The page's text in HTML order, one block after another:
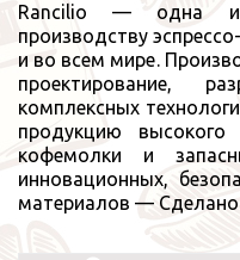
Rancilio — одна
производству
и во всем мире.
проектирование,
комплексных
продукцию высокого
кофемолки и
инновационных,
материалов — Сделано